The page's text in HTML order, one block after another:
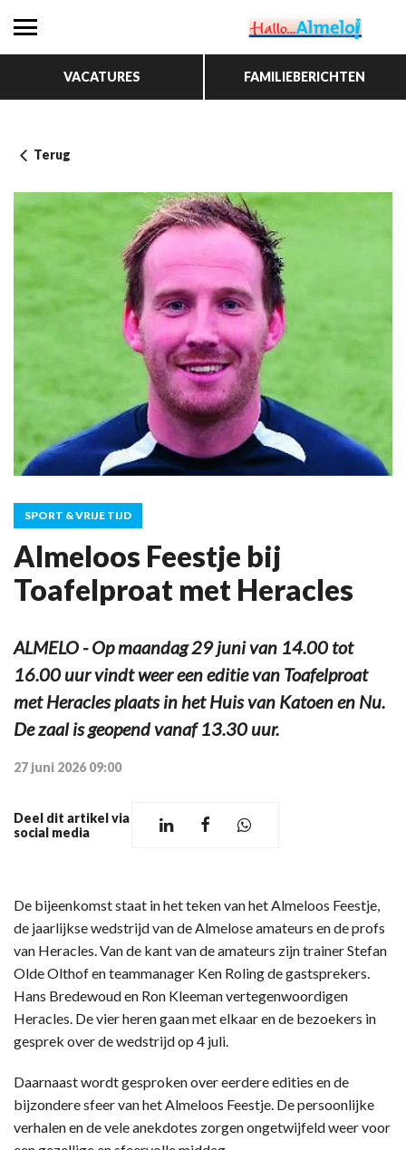
VACATURES FAMILIEBERICHTEN
Terug
SPORT & VRIJE TIJD
Almeloos Feestje bij
Toafelproat met Heracles
ALMELO - Op maandag 29 juni van 14.00 tot
16.00 uur vindt weer een editie van Toafelproat
met Heracles plaats in het Huis van Katoen en Nu.
De zaal is geopend vanaf 13.30 uur.
27 juni 2026 09:00
Deel dit artikel via
social media
De bijeenkomst staat in het teken van het Almeloos Feestje,
de jaarlijkse wedstrijd van de Almelose amateurs en de profs
van Heracles. Van de kant van de amateurs zijn trainer Stefan
Olde Olthof en teammanager Ken Roling de gastsprekers.
Hans Bredewoud en Ron Kleeman vertegenwoordigen
Heracles. De vier heren gaan met elkaar en de bezoekers in
gesprek over de wedstrijd op 4 juli.
Daarnaast wordt gesproken over eerdere edities en de
bijzondere sfeer van het Almeloos Feestje. De persoonlijke
verhalen en de vele anekdotes zorgen ongetwijfeld weer voor